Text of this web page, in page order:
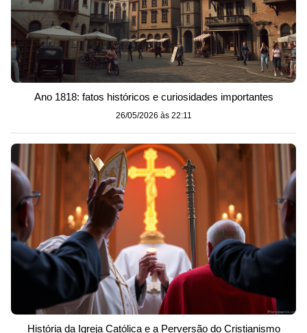
Ano 1818: fatos históricos e curiosidades importantes
26/05/2026 às 22:11
História da Igreja Católica e a Perversão do Cristianismo